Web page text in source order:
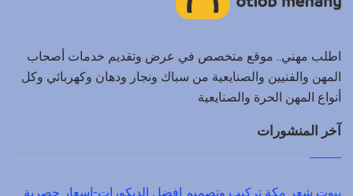
اطلب مهني.. موقع متخصص في عرض وتقديم خدمات أصحاب
المهن والفنيين والصنايعية من سباك ونجار ودهان وكهربائي وكل
أنواع المهن الحرة والصنايعية
آخر المنشورات
بيوت شعر مكة تركيب وتصميم افضل الديكورات-اسعار حصرية